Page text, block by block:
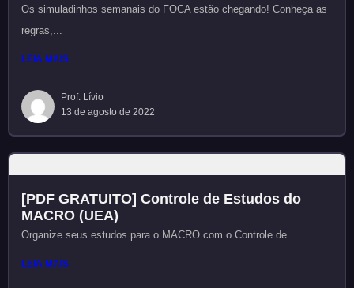
Os simuladinhos semanais do FOCA estão chegando! Conheça as
regras,...
LEIA MAIS
Prof. Lívio
13 de agosto de 2022
[PDF GRATUITO] Controle de Estudos do
MACRO (UEA)
Organize seus estudos para o MACRO com o Controle de...
LEIA MAIS